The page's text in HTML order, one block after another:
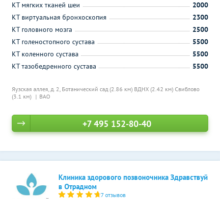
Яузская аллея, д. 2, Ботанический сад (2.86 км) ВДНХ (2.42 км) Свиблово
(3.1 км)
ВАО
КТ мягких тканей шеи
2000
КТ виртуальная бронхоскопия
2300
КТ головного мозга
2500
КТ голеностопного сустава
5500
КТ коленного сустава
5500
КТ тазобедренного сустава
5500
+7 495 152-80-40
Клиника здорового позвоночника Здравствуй
в Отрадном
7 отзывов